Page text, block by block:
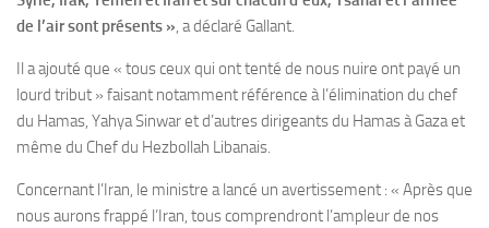
de l’air sont présents », a déclaré Gallant.
Il a ajouté que « tous ceux qui ont tenté de nous nuire ont payé un
lourd tribut » faisant notamment référence à l’élimination du chef
du Hamas, Yahya Sinwar et d’autres dirigeants du Hamas à Gaza et
même du Chef du Hezbollah Libanais.
Concernant l’Iran, le ministre a lancé un avertissement : « Après que
nous aurons frappé l’Iran, tous comprendront l’ampleur de nos